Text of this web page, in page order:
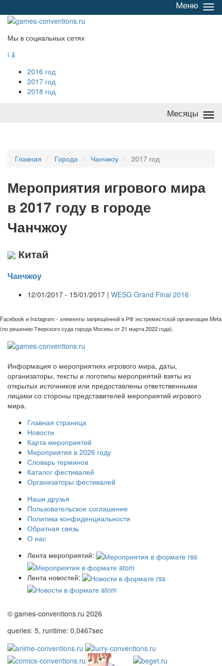
/
Меню
Мы в социальных сетях
 
2016 год
2017 год
2018 год
Месяцы
Главная Города Чанчжоу 2017 год
Мероприятия игрового мира
в 2017 году в городе
Чанчжоу
Китай
Чанчжоу
12/01/2017 - 15/01/2017 | WESG Grand Final 2016
Facebook и Instagram - элементы запрещённой в РФ экстремистской организации Meta
(по решению Тверского суда города Москвы от 21 марта 2022 года).
Информация о мероприятиях игрового мира, даты,
организаторы, тексты и логотипы мероприятий взяты из
открытых источников или предоставлены ответственными
лицами со стороны представителей мероприятий игрового
мира.
Главная страница
Новости
Карта мероприятий
Мероприятия в 2026 году
Словарь терминов
Каталог фестивалей
Организаторы фестивалей
Наши друзья
Пользовательское соглашение
Политика конфиденциальности
Обратная связь
О нас
Лента мероприятий:
Лента новостей:
© games-conventions.ru 2026
queries: 5, runtime: 0,0467sec